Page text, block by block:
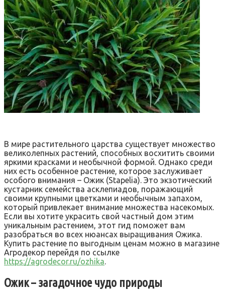
В мире растительного царства существует множество
великолепных растений, способных восхитить своими
яркими красками и необычной формой. Однако среди
них есть особенное растение, которое заслуживает
особого внимания – Ожик (Stapelia). Это экзотический
кустарник семейства асклепиадов, поражающий
своими крупными цветками и необычным запахом,
который привлекает внимание множества насекомых.
Если вы хотите украсить свой частный дом этим
уникальным растением, этот гид поможет вам
разобраться во всех нюансах выращивания Ожика.
Купить растение по выгодным ценам можно в магазине
Агродекор перейдя по ссылке
https://agrodecor.ru/ozhika.
Ожик – загадочное чудо природы